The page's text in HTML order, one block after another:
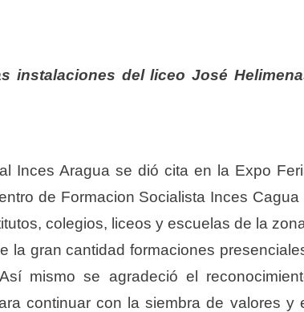
instalaciones del liceo José
Inces Aragua se dió cita en la Expo
de Formacion Socialista Inces Cagua
colegios, liceos y escuelas de la
la gran cantidad formaciones
mismo se agradeció el
continuar con la siembra de valores y